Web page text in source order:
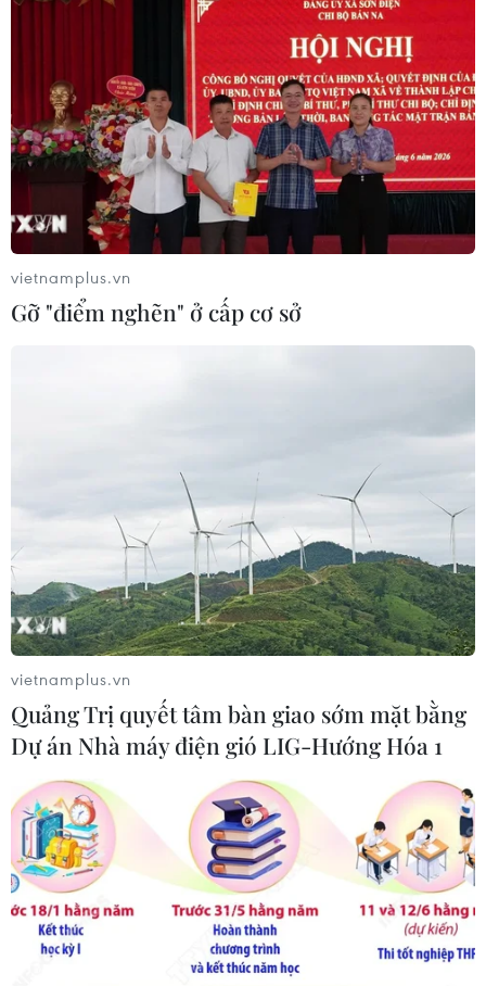
vietnamplus.vn
Gỡ "điểm nghẽn" ở cấp cơ sở
vietnamplus.vn
Quảng Trị quyết tâm bàn giao sớm mặt bằng
Dự án Nhà máy điện gió LIG-Hướng Hóa 1